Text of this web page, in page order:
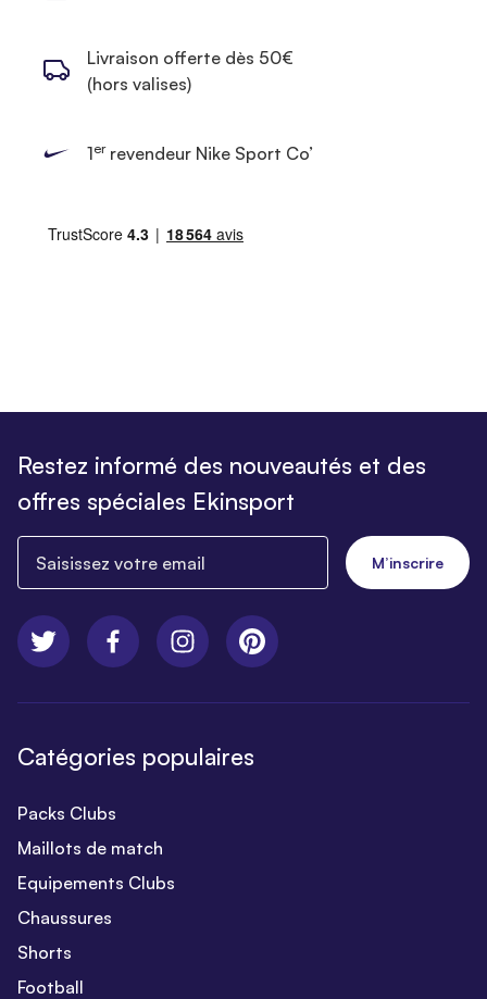
Livraison offerte dès 50€
(hors valises)
1errevendeur Nike Sport Co’
Restez informé des nouveautés et des
offres spéciales Ekinsport
M’inscrire
Catégories populaires
Packs Clubs
Maillots de match
Equipements Clubs
Chaussures
Shorts
Football